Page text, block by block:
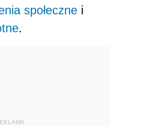
społeczne i
.